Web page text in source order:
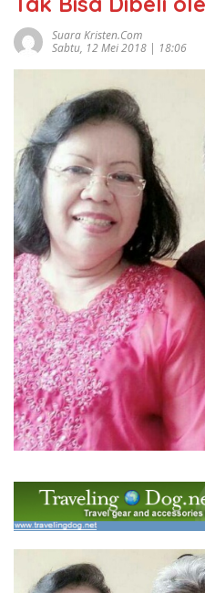
Suara Kristen.com
Sabtu, 12 Mei 2018 | 18:06